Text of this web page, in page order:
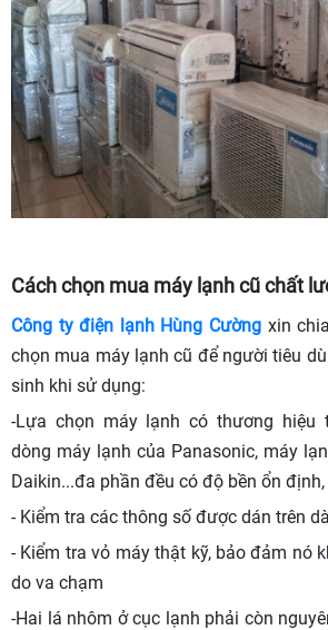
Cách chọn mua máy lạnh cũ chất
Công ty điện lạnh Hùng Cườngxin
chọn mua máy lạnh cũ để người tiêu
sinh khi sử dụng:
-Lựa chọn máy lạnh có thương hiệu
dòng máy lạnh của Panasonic, máy
Daikin...đa phần đều có độ bền ổn
- Kiểm tra các thông số được dán trên
- Kiểm tra vỏ máy thật kỹ, bảo đảm nó
do va chạm
-Hai lá nhôm ở cục lạnh phải còn